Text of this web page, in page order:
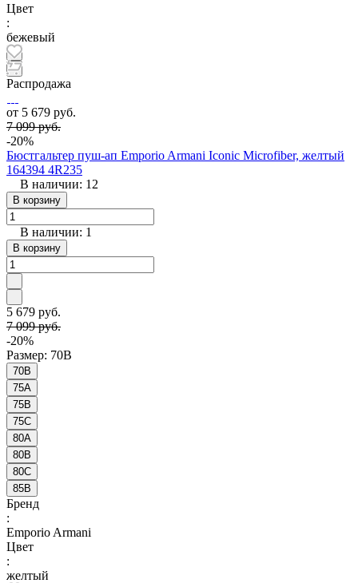
Цвет
:
бежевый
Распродажа
от 5 679 руб.
7 099 руб.
-20%
Бюстгальтер пуш-ап Emporio Armani Iconic Microfiber, желтый
164394 4R235
В наличии: 12
В корзину
В наличии: 1
В корзину
5 679 руб.
7 099 руб.
-20%
Размер: 70B
70B
75A
75B
75C
80A
80B
80C
85B
Бренд
:
Emporio Armani
Цвет
:
желтый